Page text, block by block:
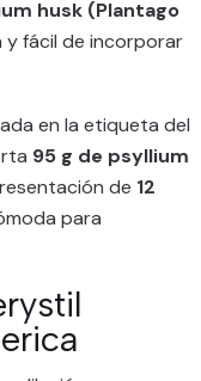
husk (Plantago
y fácil de incorporar
en la etiqueta del
95 g de psyllium
de 12
para